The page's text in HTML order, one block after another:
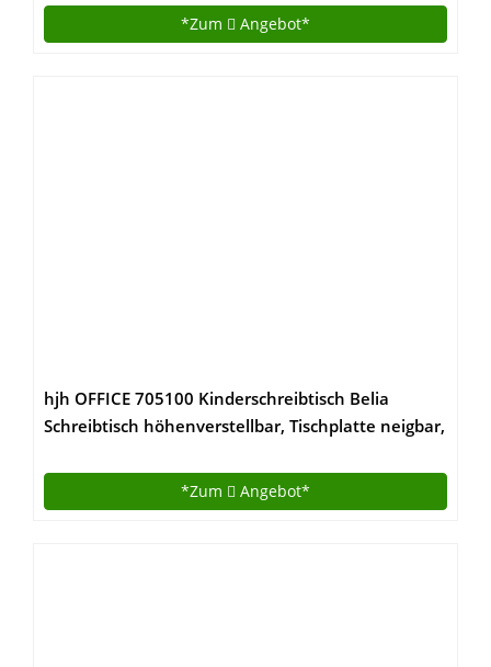
*Zum Angebot*
hjh OFFICE 705100 Kinderschreibtisch Belia
Schreibtisch höhenverstellbar, Tischplatte neigbar,
*Zum Angebot*